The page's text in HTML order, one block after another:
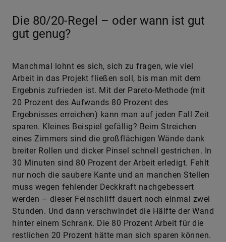
Die 80/20-Regel – oder wann ist gut
gut genug?
Manchmal lohnt es sich, sich zu fragen, wie viel
Arbeit in das Projekt fließen soll, bis man mit dem
Ergebnis zufrieden ist. Mit der Pareto-Methode (mit
20 Prozent des Aufwands 80 Prozent des
Ergebnisses erreichen) kann man auf jeden Fall Zeit
sparen. Kleines Beispiel gefällig? Beim Streichen
eines Zimmers sind die großflächigen Wände dank
breiter Rollen und dicker Pinsel schnell gestrichen. In
30 Minuten sind 80 Prozent der Arbeit erledigt. Fehlt
nur noch die saubere Kante und an manchen Stellen
muss wegen fehlender Deckkraft nachgebessert
werden – dieser Feinschliff dauert noch einmal zwei
Stunden. Und dann verschwindet die Hälfte der Wand
hinter einem Schrank. Die 80 Prozent Arbeit für die
restlichen 20 Prozent hätte man sich sparen können.